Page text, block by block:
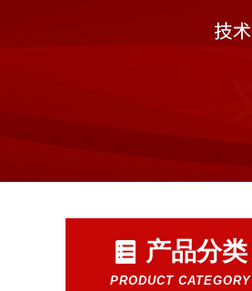
产品分类
PRODUCT CATEGORY